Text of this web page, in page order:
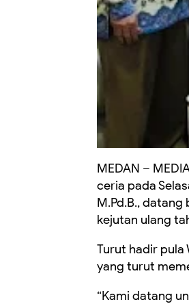
MEDAN –
ceria pada
M.Pd.B., datang
kejutan ulang
Turut hadir pula
yang turut
“Kami datang